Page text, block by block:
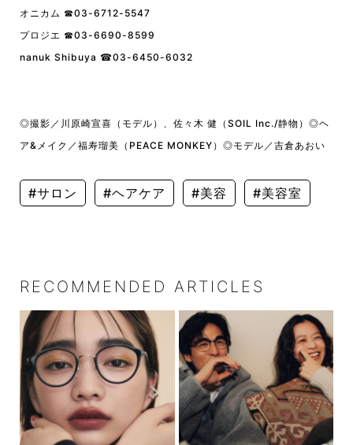
オニカム ☎︎03-6712-5547
プロジエ ☎︎03-6690-8599
nanuk Shibuya ☎︎03-6450-6032
◎撮影／川原崎宣喜（モデル）、佐々木 健（SOIL Inc./静物） ◎ヘ
ア&メイク／福寿瑠美（PEACE MONKEY） ◎モデル／吉倉あおい
#サロン #ヘアケア #美容 #美容室
RECOMMENDED ARTICLES